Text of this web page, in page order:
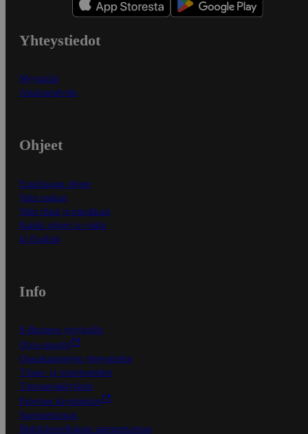
Yhteystiedot
Myymälät
Asiakaspalvelu
Ohjeet
Ensitilaajan ohjeet
Näin maksat
Näin tilaat ja muokkaat
Kaikki ohjeet ja vinkit
In English
Info
S-Business yrityksille
Oiva-raportit
Osuuskauppojen yhteystiedot
Tilaus- ja toimitusehdot
Tietosuojakäytäntö
Palvelun käyttöehdot
Saavutettavuus
Mobiilisovelluksen saavutettavuus